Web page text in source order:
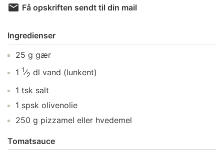
Få opskriften sendt til din mail
Ingredienser
25 g gær
1 1⁄2 dl vand (lunkent)
1 tsk salt
1 spsk olivenolie
250 g pizzamel eller hvedemel
Tomatsauce